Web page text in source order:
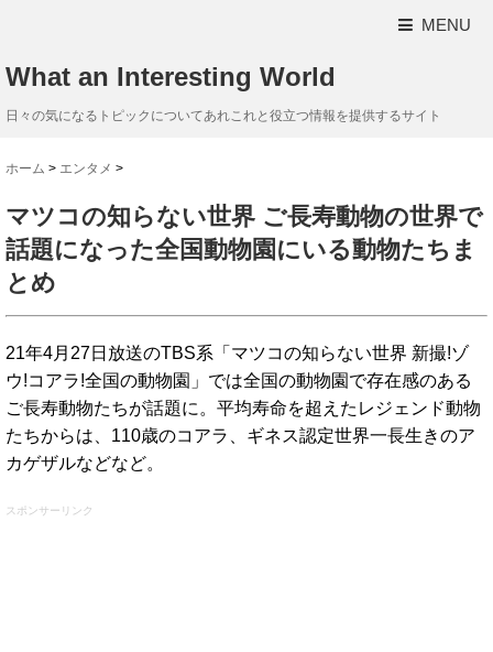
MENU
What an Interesting World
日々の気になるトピックについてあれこれと役立つ情報を提供するサイト
ホーム > エンタメ >
マツコの知らない世界 ご長寿動物の世界で
話題になった全国動物園にいる動物たちま
とめ
21年4月27日放送のTBS系「マツコの知らない世界 新撮!ゾ
ウ!コアラ!全国の動物園」では全国の動物園で存在感のある
ご長寿動物たちが話題に。平均寿命を超えたレジェンド動物
たちからは、110歳のコアラ、ギネス認定世界一長生きのア
カゲザルなどなど。
スポンサーリンク